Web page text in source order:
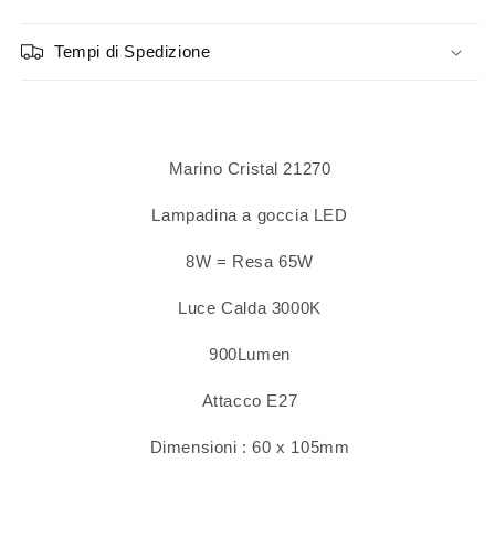
Tempi di Spedizione
Marino Cristal 21270
Lampadina a goccia LED
8W = Resa 65W
Luce Calda 3000K
900Lumen
Attacco E27
Dimensioni : 60 x 105mm